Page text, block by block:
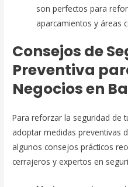
son perfectos para
aparcamientos y áreas
Consejos de
Preventiva
Negocios en
Para reforzar la seguridad de
adoptar medidas preventivas
algunos consejos prácticos
cerrajeros y expertos en